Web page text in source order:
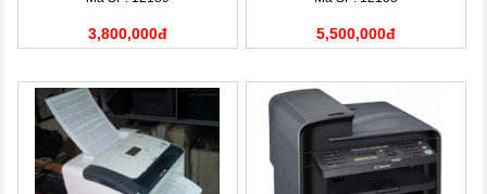
3,800,000đ 5,500,000đ